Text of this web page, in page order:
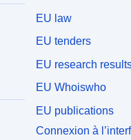
EU law
EU tenders
EU research
EU Whoiswho
EU publications
Connexion à